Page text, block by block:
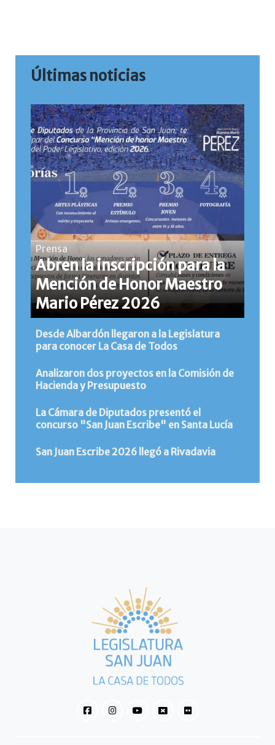
Últimas noticias
Prensa
Abren la inscripción para la
Mención de Honor Maestro
Mario Pérez 2026
Desde Albardón llegaron a la Legislatura
para conocer La Casa de Todos
Analizaron dos proyectos en la Comisión de
Hacienda y Presupuesto
La Cámara de Diputados presentó el
concurso "San Juan Escribe" en Santa Lucía
San Juan Escribe 2026 llegó a Rivadavia